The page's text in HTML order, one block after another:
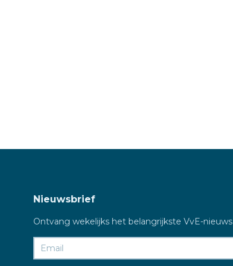
Nieuwsbrief
Ontvang wekelijks het belangrijkste VvE-nieuws